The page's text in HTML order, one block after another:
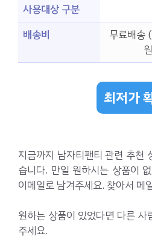
사용대상 구분
배송비
무료배송
최저가
지금까지 남자티팬티 관련 추천
습니다. 만일 원하시는 상품이
이메일로 남겨주세요. 찾아서 메
원하는 상품이 있었다면 다른 사
주세요.